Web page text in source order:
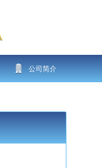
公司简介